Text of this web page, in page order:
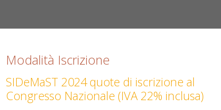
Modalità Iscrizione
SIDeMaST 2024 quote di iscrizione al
Congresso Nazionale (IVA 22% inclusa)